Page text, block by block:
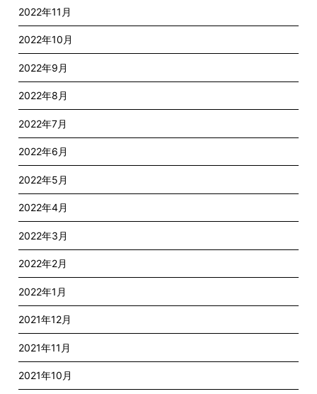
2022年11月
2022年10月
2022年9月
2022年8月
2022年7月
2022年6月
2022年5月
2022年4月
2022年3月
2022年2月
2022年1月
2021年12月
2021年11月
2021年10月